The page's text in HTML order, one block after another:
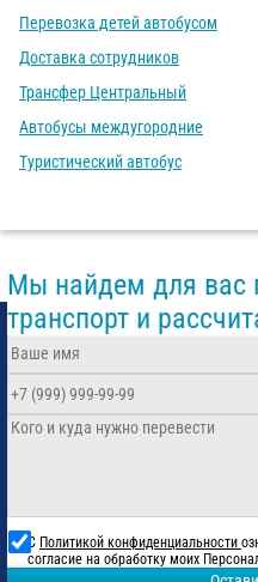
Перевозка детей автобусом
Доставка сотрудников
Трансфер Центральный
Автобусы междугородние
Туристический автобус
Мы найдем для вас
транспорт и
С Политикой конфиденциальности
согласие на обработку моих